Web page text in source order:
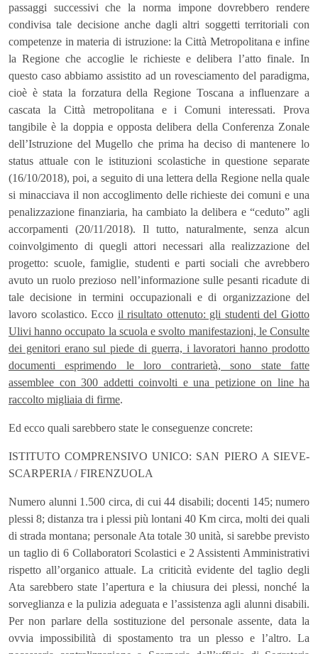
passaggi successivi che la norma impone dovrebbero rendere
condivisa tale decisione anche dagli altri soggetti territoriali con
competenze in materia di istruzione: la Città Metropolitana e infine
la Regione che accoglie le richieste e delibera l’atto finale. In
questo caso abbiamo assistito ad un rovesciamento del paradigma,
cioè è stata la forzatura della Regione Toscana a influenzare a
cascata la Città metropolitana e i Comuni interessati. Prova
tangibile è la doppia e opposta delibera della Conferenza Zonale
dell’Istruzione del Mugello che prima ha deciso di mantenere lo
status attuale con le istituzioni scolastiche in questione separate
(16/10/2018), poi, a seguito di una lettera della Regione nella quale
si minacciava il non accoglimento delle richieste dei comuni e una
penalizzazione finanziaria, ha cambiato la delibera e “ceduto” agli
accorpamenti (20/11/2018). Il tutto, naturalmente, senza alcun
coinvolgimento di quegli attori necessari alla realizzazione del
progetto: scuole, famiglie, studenti e parti sociali che avrebbero
avuto un ruolo prezioso nell’informazione sulle pesanti ricadute di
tale decisione in termini occupazionali e di organizzazione del
lavoro scolastico. Ecco il risultato ottenuto: gli studenti del Giotto
Ulivi hanno occupato la scuola e svolto manifestazioni, le Consulte
dei genitori erano sul piede di guerra, i lavoratori hanno prodotto
documenti esprimendo le loro contrarietà, sono state fatte
assemblee con 300 addetti coinvolti e una petizione on line ha
raccolto migliaia di firme.
Ed ecco quali sarebbero state le conseguenze concrete:
ISTITUTO COMPRENSIVO UNICO: SAN PIERO A SIEVE-
SCARPERIA / FIRENZUOLA
Numero alunni 1.500 circa, di cui 44 disabili; docenti 145; numero
plessi 8; distanza tra i plessi più lontani 40 Km circa, molti dei quali
di strada montana; personale Ata totale 30 unità, si sarebbe previsto
un taglio di 6 Collaboratori Scolastici e 2 Assistenti Amministrativi
rispetto all’organico attuale. La criticità evidente del taglio degli
Ata sarebbero state l’apertura e la chiusura dei plessi, nonché la
sorveglianza e la pulizia adeguata e l’assistenza agli alunni disabili.
Per non parlare della sostituzione del personale assente, data la
ovvia impossibilità di spostamento tra un plesso e l’altro. La